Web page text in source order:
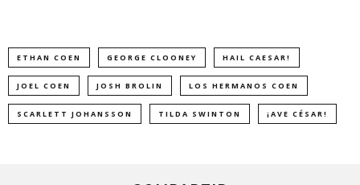
ETHAN COEN GEORGE CLOONEY HAIL CAESAR!
JOEL COEN JOSH BROLIN LOS HERMANOS COEN
SCARLETT JOHANSSON TILDA SWINTON ¡AVE CÉSAR!